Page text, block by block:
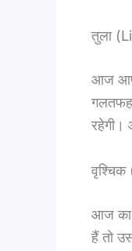
तुला
आज
रहेगी।
आज का
हैं तो